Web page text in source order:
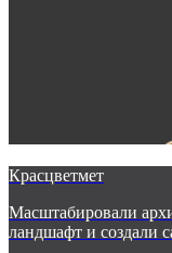
Красцветмет
Масштабировали
ландшафт и создали